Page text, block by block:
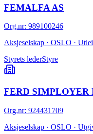
FEMALFA AS
Org.nr: 989100246
Aksjeselskap · OSLO ·
Styrets lederStyre
FERD SIMPLOYER
Org.nr: 924431709
Aksjeselskap · OSLO ·